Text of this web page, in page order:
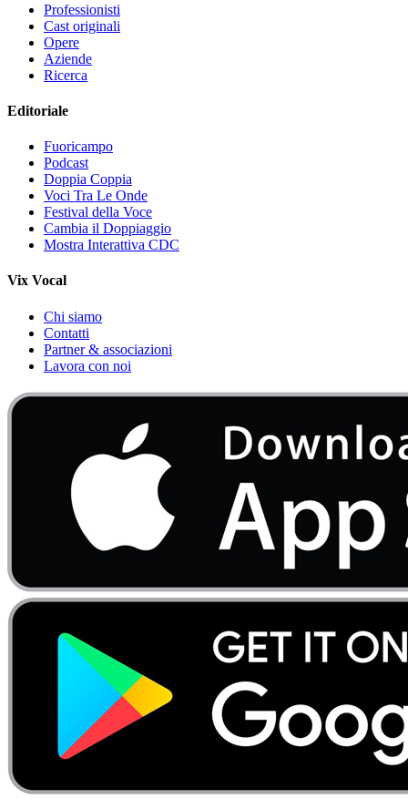
Professionisti
Cast originali
Opere
Aziende
Ricerca
Editoriale
Fuoricampo
Podcast
Doppia Coppia
Voci Tra Le Onde
Festival della Voce
Cambia il Doppiaggio
Mostra Interattiva CDC
Vix Vocal
Chi siamo
Contatti
Partner & associazioni
Lavora con noi